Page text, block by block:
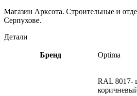
Магазин Арксота. Строительные и
Серпухове.
Детали
Бренд Optima
RAL 8017-